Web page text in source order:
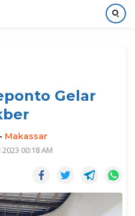
Gelar
- Makassar
00:18 AM